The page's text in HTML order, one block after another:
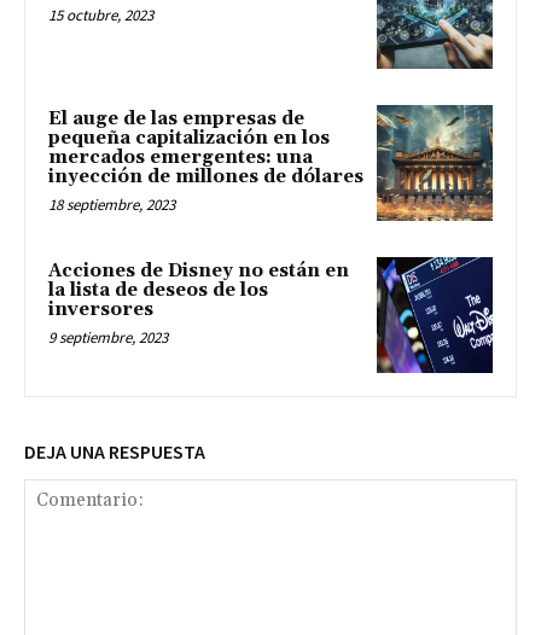
15 octubre, 2023
El auge de las empresas de
pequeña capitalización en los
mercados emergentes: una
inyección de millones de dólares
18 septiembre, 2023
Acciones de Disney no están en
la lista de deseos de los
inversores
9 septiembre, 2023
DEJA UNA RESPUESTA